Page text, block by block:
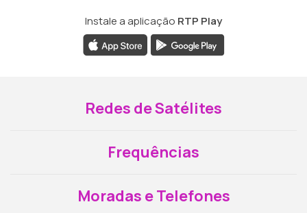
Instale a aplicação RTP Play
Redes de Satélites
Frequências
Moradas e Telefones